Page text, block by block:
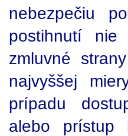
nebezpečiu
postihnutí
zmluvné
najvyššej
prípadu
alebo prístup